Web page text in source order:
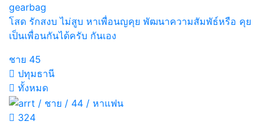
gearbag
โสด รักสงบ ไม่สูบ หาเพื่อนญคุย พัฒนาความสัมพัธ์หรือ คุย
เป็นเพื่อนกันได้ครับ กันเอง
ชาย 45
ปทุมธานี
ทั้งหมด
324